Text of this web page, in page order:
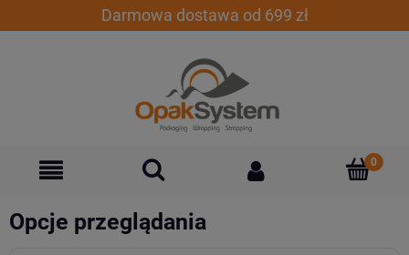
Darmowa dostawa od 699 zł
Opcje przeglądania